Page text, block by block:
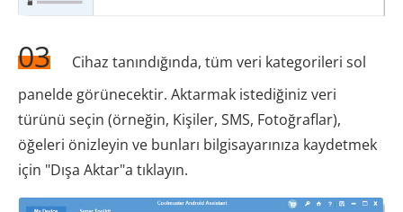
03
Cihaz tanındığında, tüm veri kategorileri sol
panelde görünecektir. Aktarmak istediğiniz veri
türünü seçin (örneğin, Kişiler, SMS, Fotoğraflar),
öğeleri önizleyin ve bunları bilgisayarınıza kaydetmek
için "Dışa Aktar"a tıklayın.